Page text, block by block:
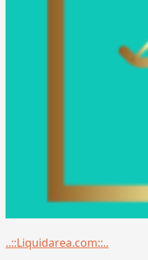
Menu
..::Liquidarea.com::..